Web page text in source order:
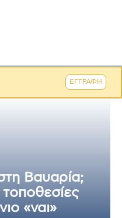
ΕΓΓΡΑΦΗ
Βαυαρία;
«ναι»